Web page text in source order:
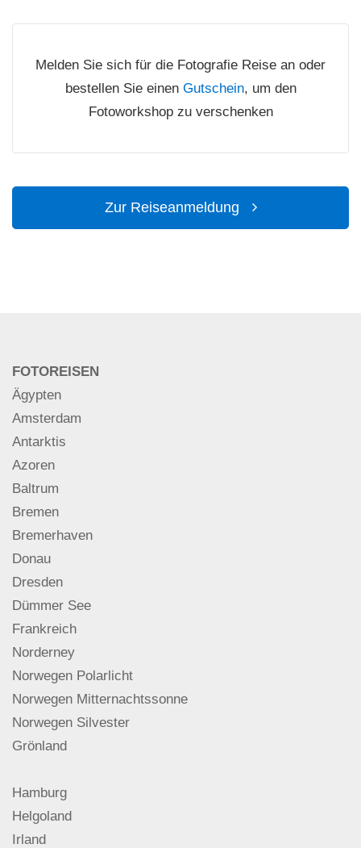
Melden Sie sich für die Fotografie Reise an oder
bestellen Sie einen Gutschein, um den
Fotoworkshop zu verschenken
Zur Reiseanmeldung
FOTOREISEN
Ägypten
Amsterdam
Antarktis
Azoren
Baltrum
Bremen
Bremerhaven
Donau
Dresden
Dümmer See
Frankreich
Norderney
Norwegen Polarlicht
Norwegen Mitternachtssonne
Norwegen Silvester
Grönland
Hamburg
Helgoland
Irland